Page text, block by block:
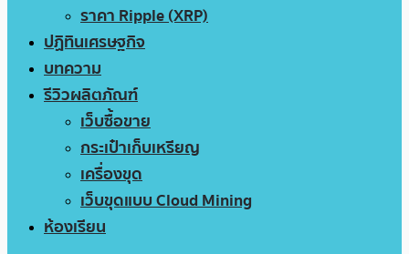
ราคา Ripple (XRP)
ปฏิทินเศรษฐกิจ
บทความ
รีวิวผลิตภัณฑ์
เว็บซื้อขาย
กระเป๋าเก็บเหรียญ
เครื่องขุด
เว็บขุดแบบ Cloud Mining
ห้องเรียน